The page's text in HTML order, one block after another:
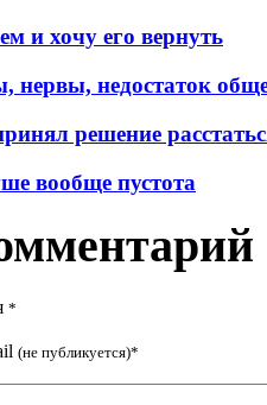
и хочу его вернуть
нервы, недостаток
решение
вообще пустота
*
(не публикуется)*